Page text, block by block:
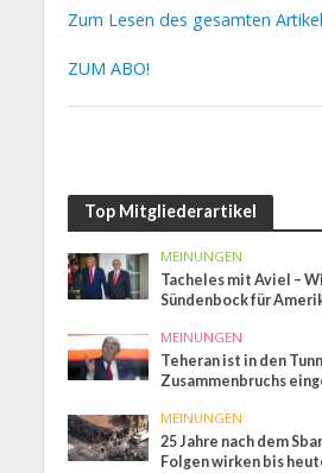
Zum Lesen des gesamten
ZUM ABO!
Top Mitgliederartikel
MEINUNGEN
Tacheles mit Aviel –
Sündenbock für
MEINUNGEN
Teheran ist in den
Zusammenbruchs
MEINUNGEN
25 Jahre nach dem
Folgen wirken bis